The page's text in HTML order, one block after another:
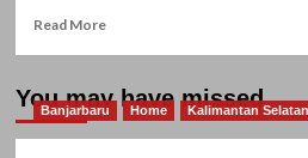
Read MoreRead
Sebelas
Guru
Besar
You may have missed
Banjarbaru Home Kalimantan Selatan